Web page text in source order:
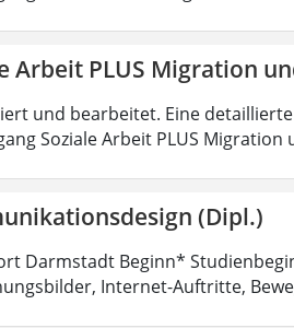
Arbeit PLUS Migration
und bearbeitet. Eine
Soziale Arbeit PLUS
(Dipl.)
Darmstadt Beginn*
Internet-Auftritte,